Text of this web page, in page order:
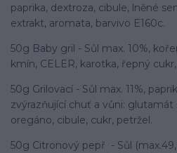
paprika, dextroza, cibule, lněné
extrakt, aromata, barvivo E160c.
50g Baby gril - Sůl max. 10%,
kmín, CELER, karotka, řepný
50g Grilovací - Sůl max. 11%,
zvýrazňující chuť a vůni: glutamát
oregáno, cibule, cukr, petržel.
50g Citronový pepř - Sůl